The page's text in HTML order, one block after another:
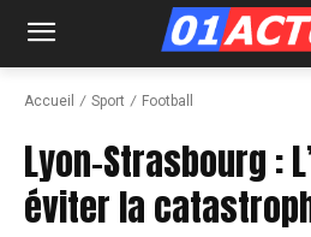
Accueil Sport Football
Lyon-Strasbourg :
éviter la